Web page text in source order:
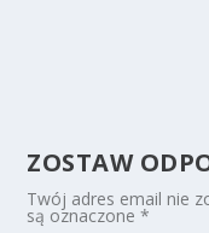
ZOSTAW
Twój adres email nie
są oznaczone*